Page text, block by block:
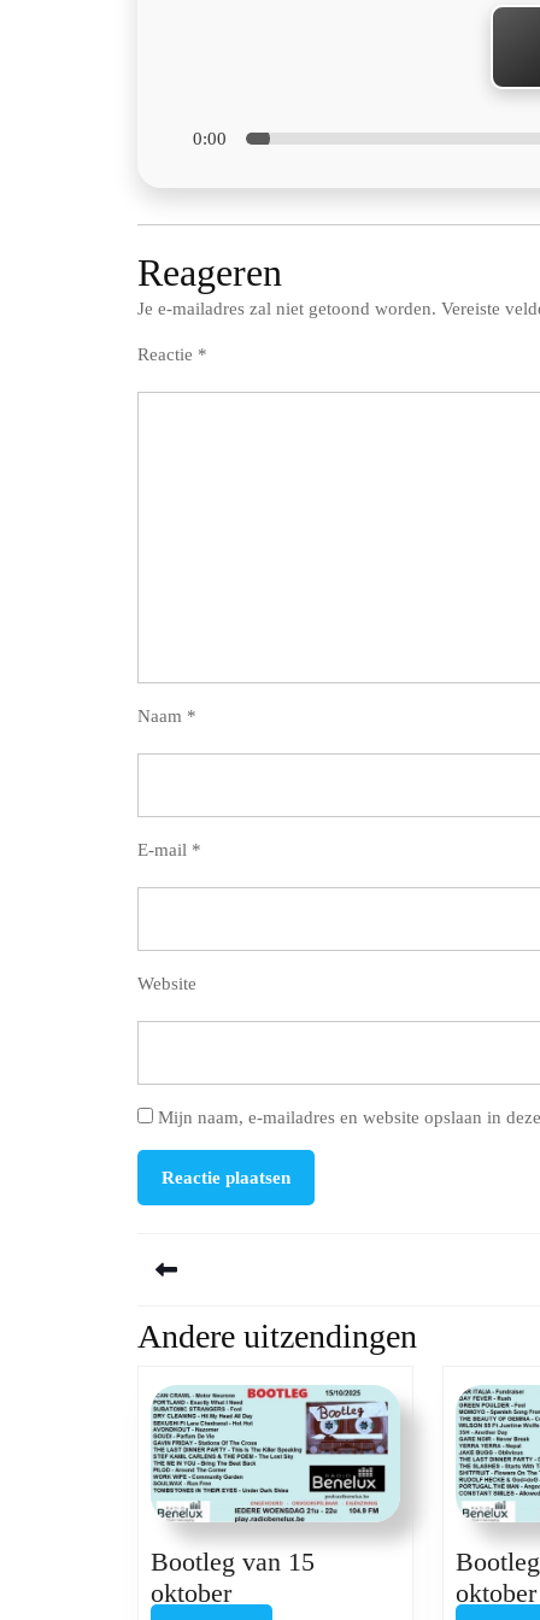
0:00
Reageren
Je e-mailadres zal niet getoond worden. Vereiste
Reactie *
Naam *
E-mail *
Website
Mijn naam, e-mailadres en website opslaan in
Previous
Andere uitzendingen
Bootleg van 15
oktoberBootleg
oktober